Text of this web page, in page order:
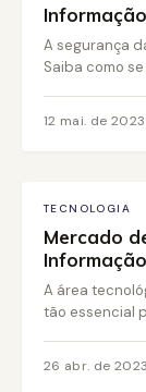
Informação
A segurança
Saiba como
12 mai. de 2023
TECNOLOGIA
Mercado
A área
tão essencial
26 abr. de 2023